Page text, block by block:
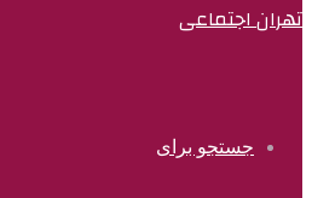
تهران اجتماعی
جستجو برای